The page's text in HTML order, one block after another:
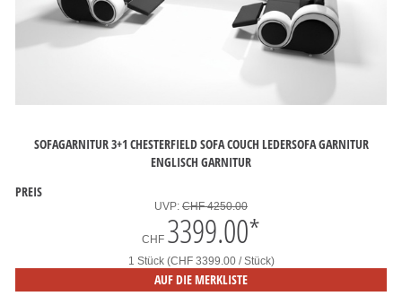
SOFAGARNITUR 3+1 CHESTERFIELD SOFA COUCH LEDERSOFA GARNITUR
ENGLISCH GARNITUR
PREIS
UVP: CHF 4250.00
CHF 3399.00*
1 Stück (CHF 3399.00 / Stück)
AUF DIE MERKLISTE